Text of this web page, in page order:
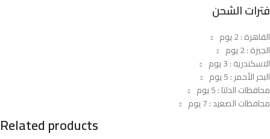
فترات الشحن
القاهرة : 2 يوم
الجيزة : 2 يوم
الاسكندرية : 3 يوم
البحر الأحمر : 5 يوم
محافظات الدلتا : 5 يوم
محافظات الصعيد : 7 يوم
Related products